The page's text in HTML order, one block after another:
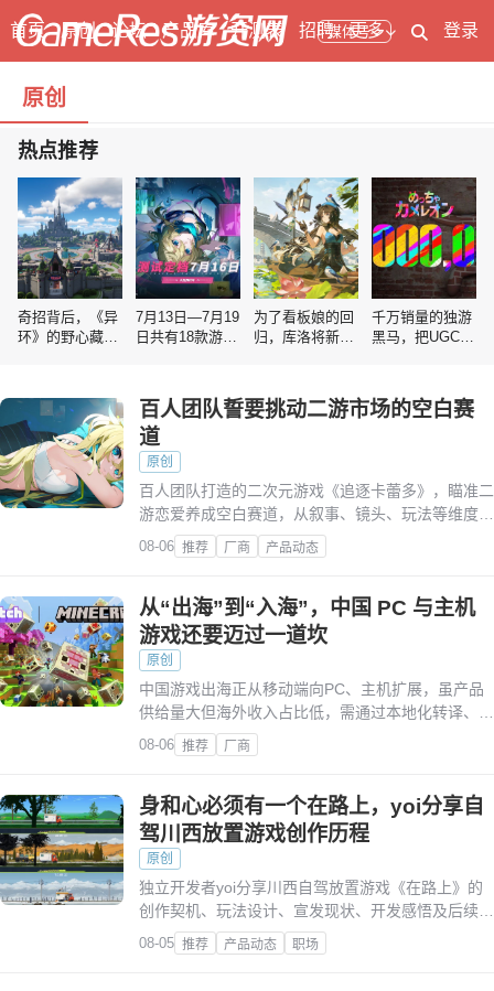
媒体号
首页 原创 论坛 产品库 开测表 招聘 更多 登录
原创
热点推荐
奇招背后，《异
环》的野心藏不
7月13日—7月19
日共有18款游戏
为了看板娘的回
归，库洛将新版
千万销量的独游
黑马，把UGC玩
百人团队誓要挑动二游市场的空白赛
道
原创
百人团队打造的二次元游戏《追逐卡蕾多》，瞄准二
游恋爱养成空白赛道，从叙事、镜头、玩法等维度围
绕角色塑造创新，推出差异化产品。
08-06 推荐 厂商 产品动态
从“出海”到“入海”，中国 PC 与主机
游戏还要迈过一道坎
原创
中国游戏出海正从移动端向PC、主机扩展，虽产品
供给量大但海外收入占比低，需通过本地化转译、社
区共创等，实现从“出海”到“入海”的深度渗透。
08-06 推荐 厂商
身和心必须有一个在路上，yoi分享自
驾川西放置游戏创作历程
原创
独立开发者yoi分享川西自驾放置游戏《在路上》的
创作契机、玩法设计、宣发现状、开发感悟及后续规
划，游戏现已在Steam开放试玩申请。
08-05 推荐 产品动态 职场